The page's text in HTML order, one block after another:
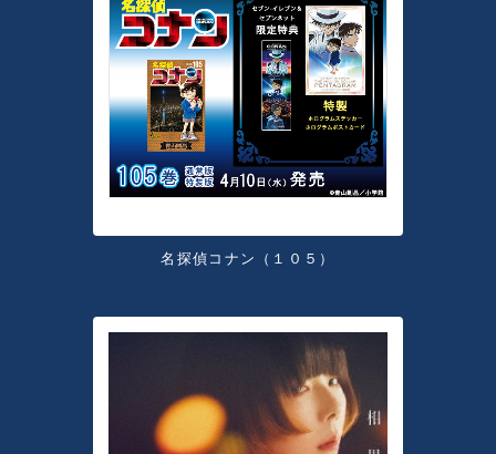
名探偵コナン（１０５）